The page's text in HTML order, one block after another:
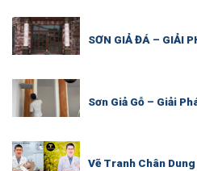
SƠN GIẢ ĐÁ – GIẢI
Sơn Giả Gỗ – Giải
Vẽ Tranh Chân